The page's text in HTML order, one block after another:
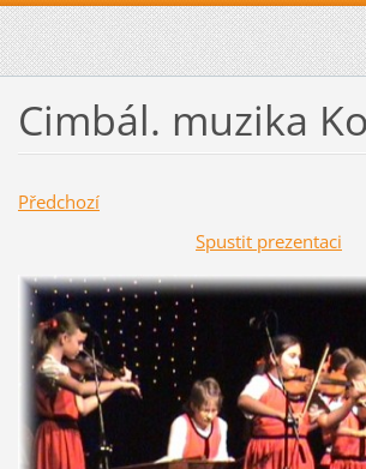
Cimbál. muzika
Předchozí
Spustit prezentaci